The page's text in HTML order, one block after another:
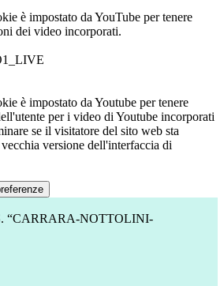
è impostato da YouTube per tenere
dei video incorporati.
è impostato da Youtube per tenere
per i video di Youtube incorporati
se il visitatore del sito web sta
versione dell'interfaccia di
“CARRARA-NOTTOLINI-